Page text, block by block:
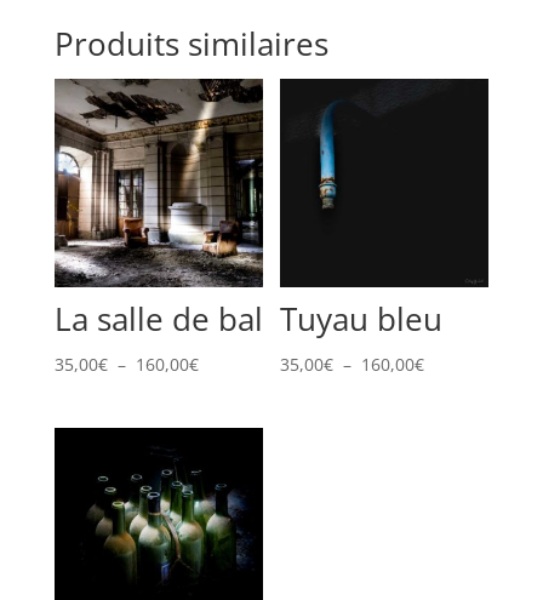
Produits similaires
La salle de bal
35,00€ – 160,00€Plage
à
160,00€
Tuyau bleu
35,00€ – 160,00€Plage